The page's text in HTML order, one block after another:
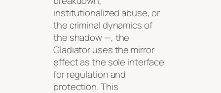
institutionalized abuse, or
the criminal dynamics of
the shadow —, the
Gladiator uses the mirror
effect as the sole interface
for regulation and
protection. This